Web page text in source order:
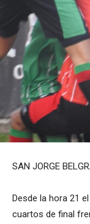
SAN JORGE
Desde la hora 21
cuartos de final